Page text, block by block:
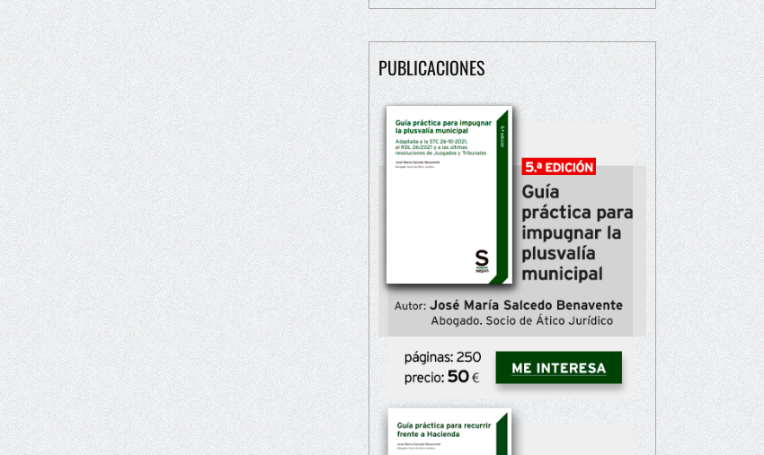
PUBLICACIONES